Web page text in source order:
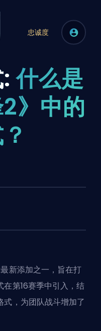
忠诚度
什么是
2》中的
新添加之一，旨在打
第16赛季中引入，结
，为团队战斗增加了